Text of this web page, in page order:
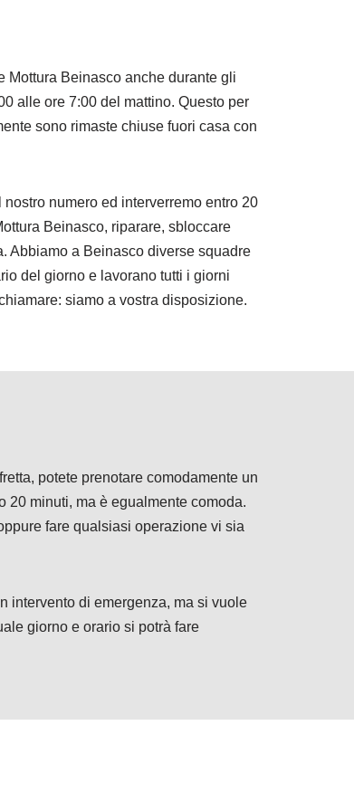
Mottura Beinasco anche durante gli
alle ore 7:00 del mattino. Questo per
sono rimaste chiuse fuori casa con
numero ed interverremo entro 20
Beinasco, riparare, sbloccare
Abbiamo a Beinasco diverse squadre
del giorno e lavorano tutti i giorni
siamo a vostra disposizione.
potete prenotare comodamente un
20 minuti, ma è egualmente comoda.
fare qualsiasi operazione vi sia
intervento di emergenza, ma si vuole
giorno e orario si potrà fare